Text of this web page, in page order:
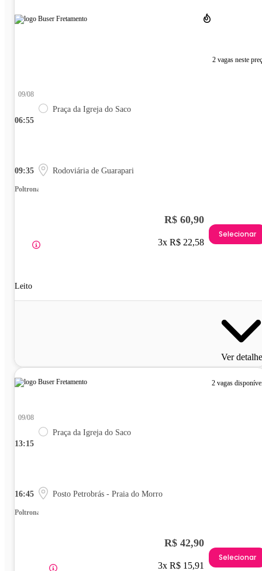
2 vagas neste
06:55
09/08
Praça da Igreja do Saco
09:35 Rodoviária de Guarapari
Poltrona
Leito
R$ 60,90
3x R$ 22,58
Selecionar
Ver
2 vagas
13:15
09/08
Praça da Igreja do Saco
16:45 Posto Petrobrás - Praia do Morro
Poltrona
R$ 42,90
3x R$ 15,91
Selecionar